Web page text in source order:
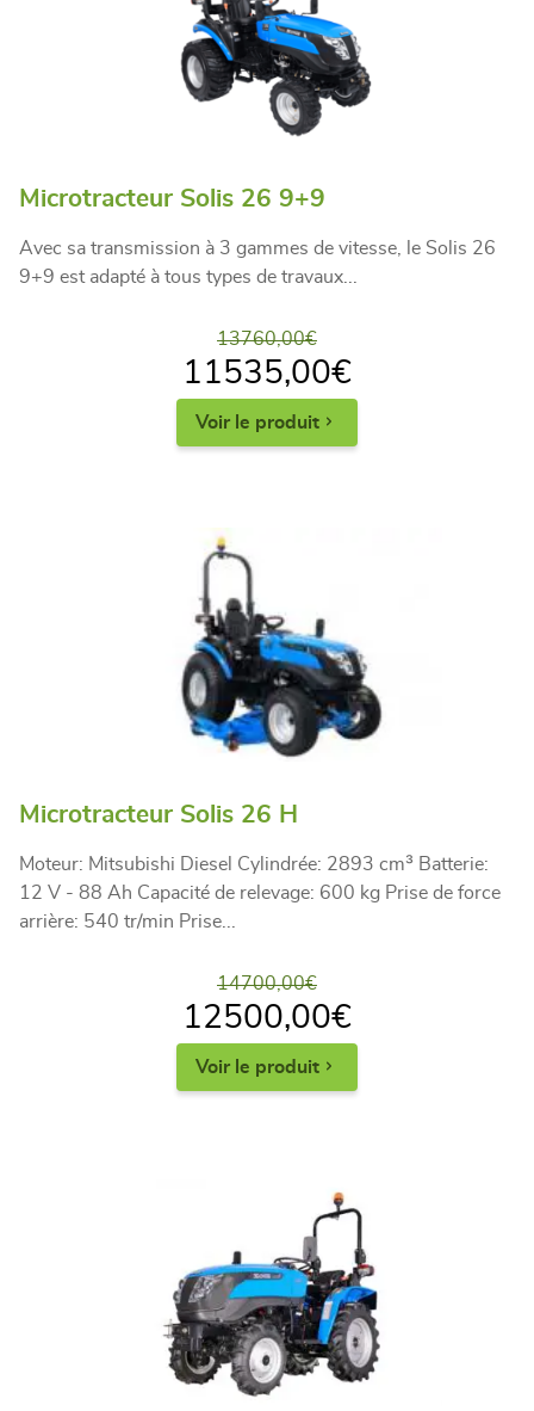
Microtracteur Solis 26 9+9
Avec sa transmission à 3 gammes de vitesse, le Solis 26
9+9 est adapté à tous types de travaux...
13760,00€
11535,00€
Voir le produit
Microtracteur Solis 26 H
Moteur: Mitsubishi Diesel Cylindrée: 2893 cm³ Batterie:
12 V - 88 Ah Capacité de relevage: 600 kg Prise de force
arrière: 540 tr/min Prise...
14700,00€
12500,00€
Voir le produit